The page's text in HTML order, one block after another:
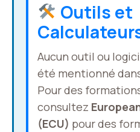
Outils et
Aucun outil ou
été mentionné
Pour des
consultez
(ECU) pour des